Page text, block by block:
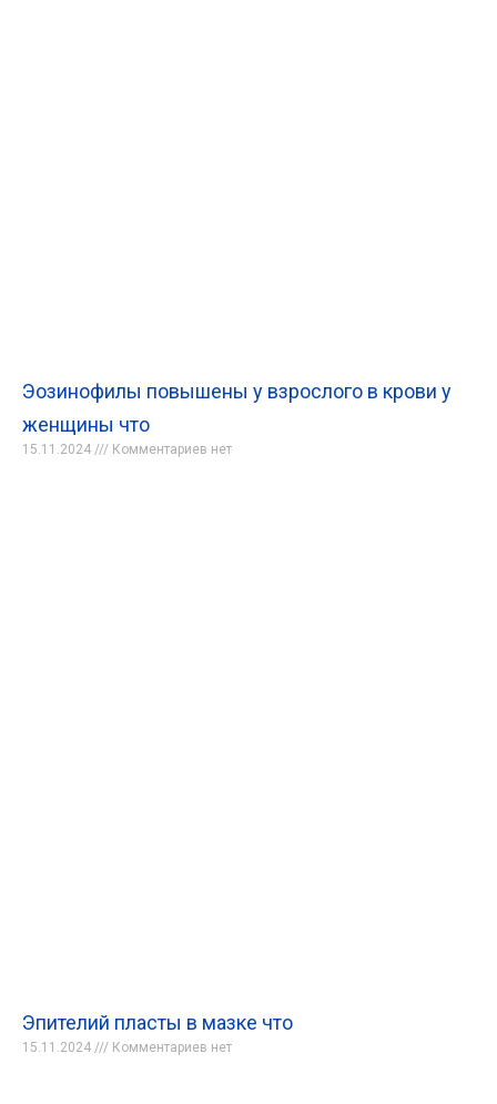
Эозинофилы повышены у взрослого в крови у
женщины что
15.11.2024 Комментариев нет
Эпителий пласты в мазке что
15.11.2024 Комментариев нет